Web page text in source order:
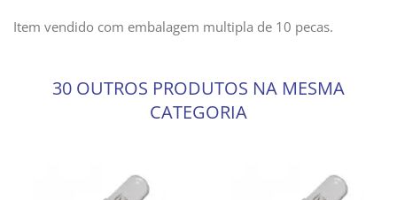
Item vendido com embalagem multipla de 10 pecas.
30 OUTROS PRODUTOS NA MESMA
CATEGORIA